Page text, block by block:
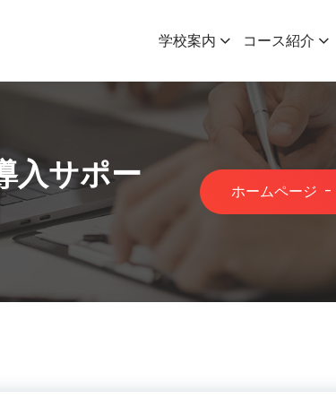
学校案内 コース紹介
入サポー
ホームページ -